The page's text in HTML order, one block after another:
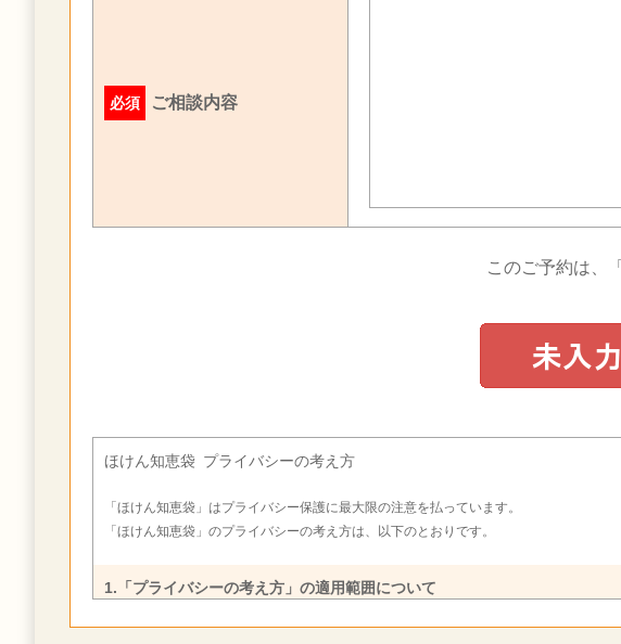
必須 ご相談内容
このご予約は、
ほけん知恵袋 プライバシーの考え方
「ほけん知恵袋」はプライバシー保護に最大限の注意を払っています。
「ほけん知恵袋」のプライバシーの考え方は、以下のとおりです。
1.「プライバシーの考え方」の適用範囲について